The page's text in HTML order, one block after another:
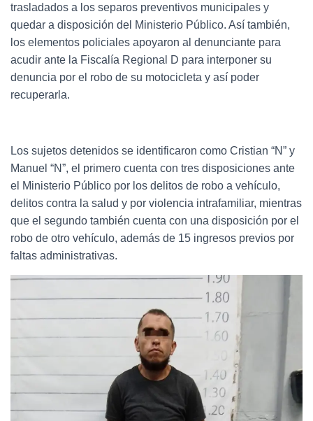
trasladados a los separos preventivos municipales y
quedar a disposición del Ministerio Público. Así también,
los elementos policiales apoyaron al denunciante para
acudir ante la Fiscalía Regional D para interponer su
denuncia por el robo de su motocicleta y así poder
recuperarla.
Los sujetos detenidos se identificaron como Cristian “N” y
Manuel “N”, el primero cuenta con tres disposiciones ante
el Ministerio Público por los delitos de robo a vehículo,
delitos contra la salud y por violencia intrafamiliar, mientras
que el segundo también cuenta con una disposición por el
robo de otro vehículo, además de 15 ingresos previos por
faltas administrativas.